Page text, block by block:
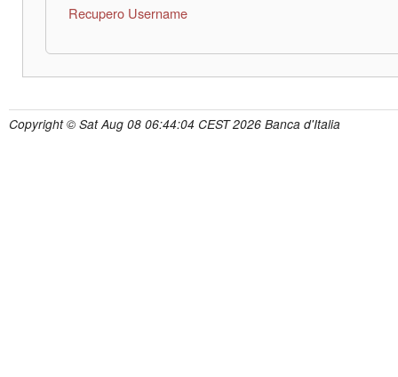
Recupero Username
Copyright © Sat Aug 08 06:44:04 CEST 2026 Banca d'Italia